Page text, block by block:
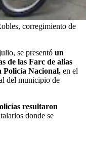
corregimiento de
se presentó un
de las Farc de alias
Policía Nacional, en el
del municipio de
resultaron
donde se